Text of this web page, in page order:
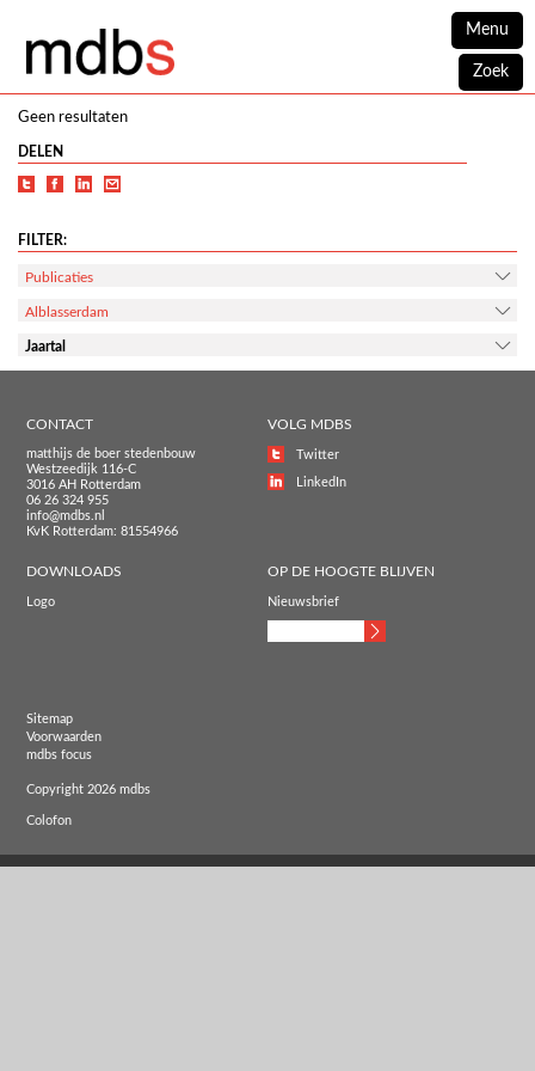
Menu
Zoek
Geen resultaten
DELEN
FILTER:
Publicaties
Alblasserdam
Jaartal
CONTACT
matthijs de boer stedenbouw
Westzeedijk 116-C
3016 AH Rotterdam
06 26 324 955
info@mdbs.nl
KvK Rotterdam: 81554966
VOLG MDBS
Twitter
LinkedIn
DOWNLOADS
Logo
OP DE HOOGTE BLIJVEN
Nieuwsbrief
Sitemap
Voorwaarden
mdbs focus
Copyright 2026 mdbs
Colofon